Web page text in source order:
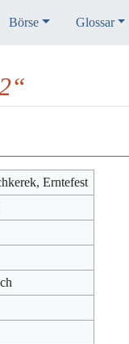
Börse Glossar
Erntefest